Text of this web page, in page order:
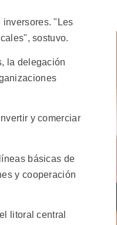
"Les
sostuvo.
la delegación
y comerciar
básicas de
y cooperación
litoral central